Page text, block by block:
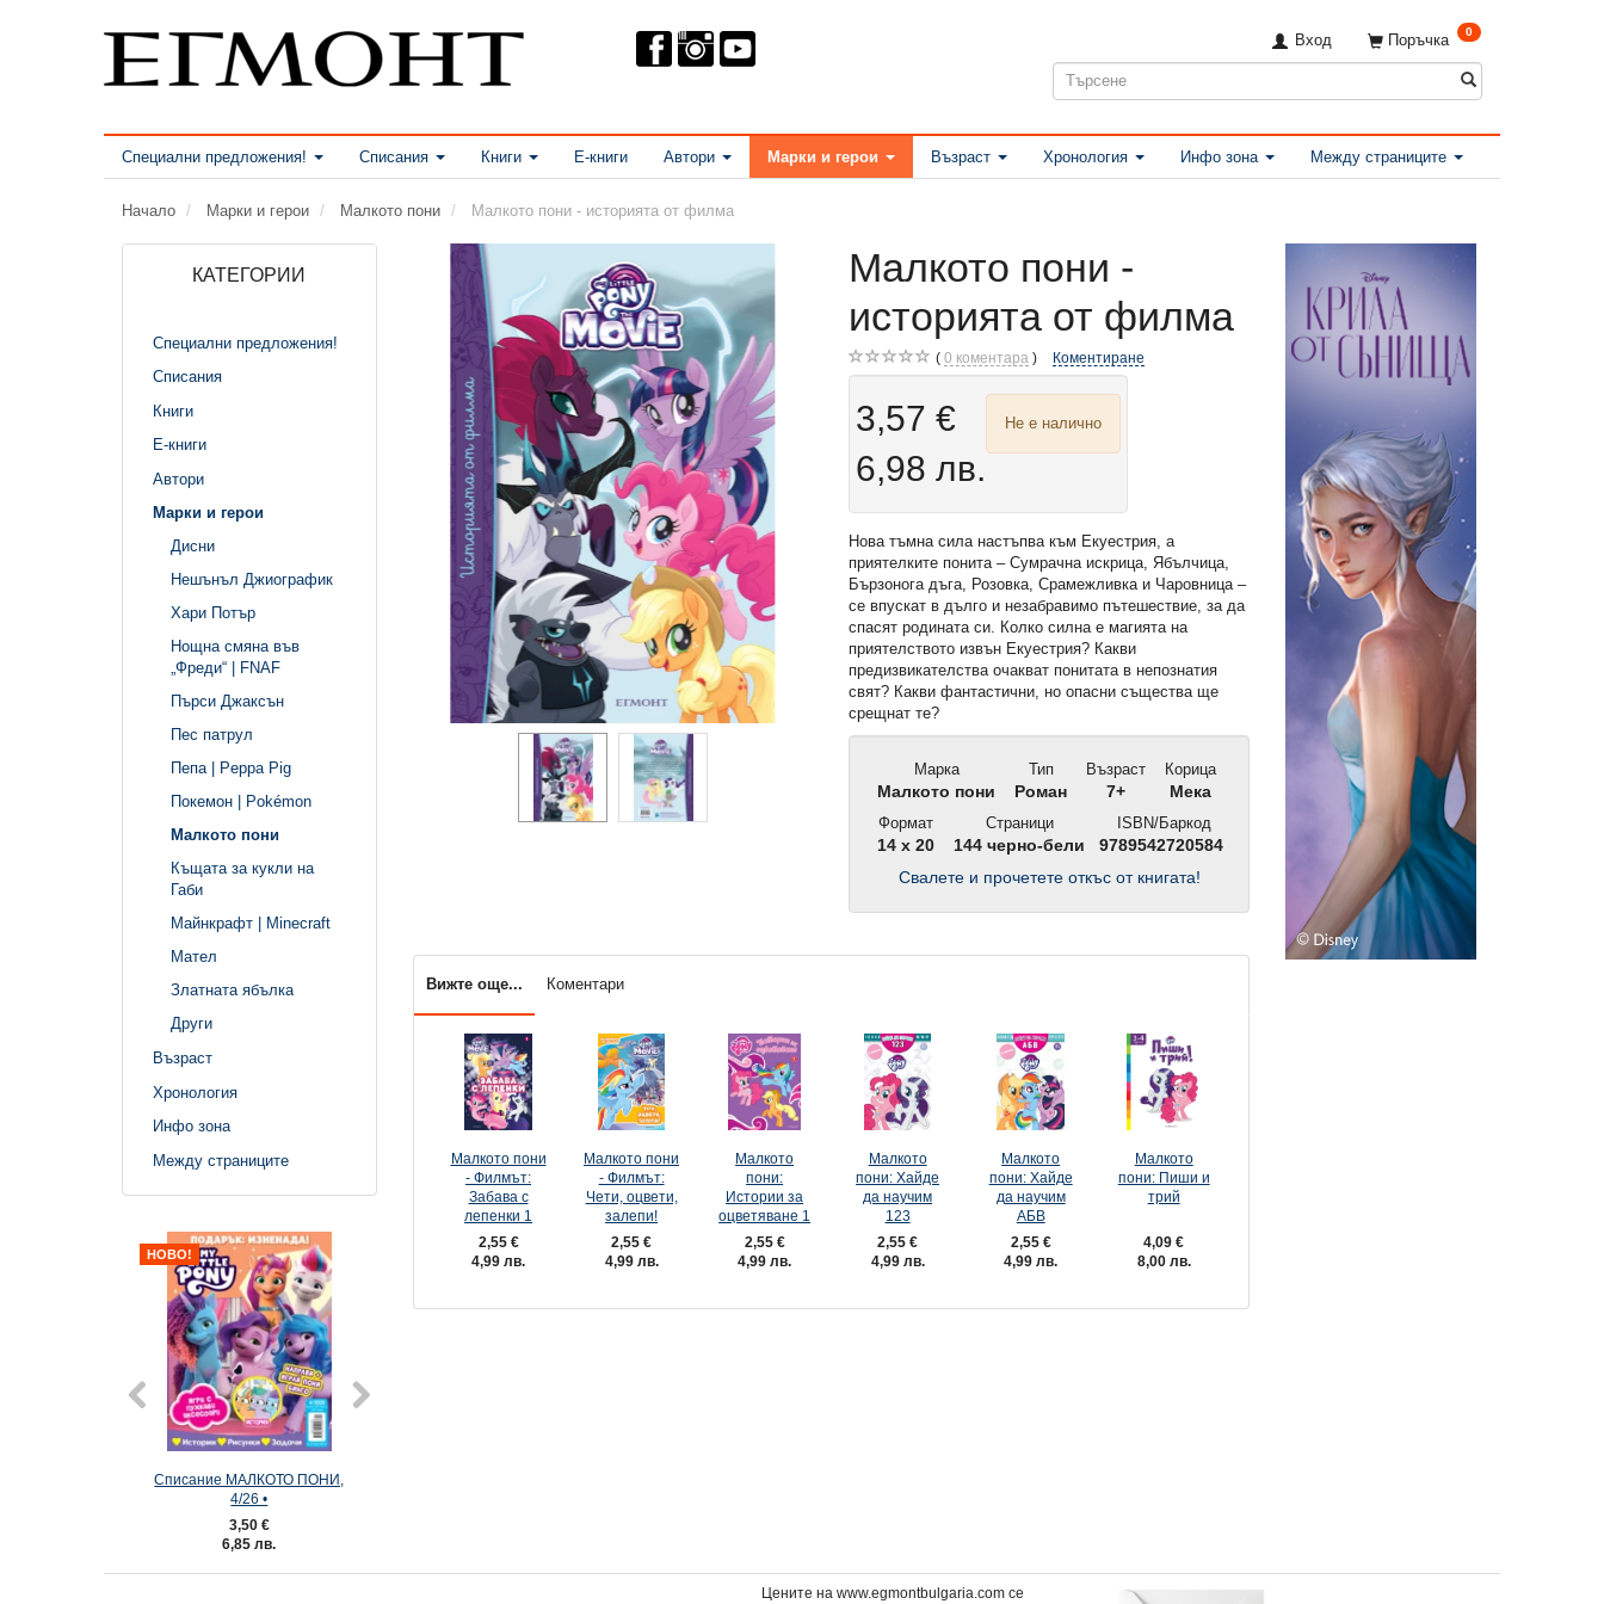
Поръчка 0
Вход
Специални предложения! Списания Книги Е-книги Автори Марки и герои Възраст Хронология Инфо зона Между страниците
Начало Марки и герои Малкото пони Малкото пони - историята от филма
КАТЕГОРИИ
Специални предложения!
Списания
Книги
Е-книги
Автори
Марки и герои
Дисни
Нешънъл Джиографик
Хари Потър
Нощна смяна във
„Фреди“ | FNAF
Пърси Джаксън
Пес патрул
Пепа | Peppa Pig
Покемон | Pokémon
Малкото пони
Къщата за кукли на
Габи
Майнкрафт | Minecraft
Мател
Златната ябълка
Други
Възраст
Хронология
Инфо зона
Между страниците
НОВО!
Списание МАЛКОТО ПОНИ,
4/26 •
3,50 €
6,85 лв.
Малкото пони -
историята от филма
0 коментара Коментиране
3,57 €
6,98 лв.
Не е налично
Нова тъмна сила настъпва към Екуестрия, а
приятелките понита – Сумрачна искрица, Ябълчица,
Бързонога дъга, Розовка, Срамежливка и Чаровница –
се впускат в дълго и незабравимо пътешествие, за да
спасят родината си. Колко силна е магията на
приятелството извън Екуестрия? Какви
предизвикателства очакват понитата в непознатия
свят? Какви фантастични, но опасни същества ще
срещнат те?
Марка
Малкото пони
Тип
Роман
Възраст
7+
Корица
Мека
Формат
14 x 20
Страници
144 черно-бели
ISBN/Баркод
9789542720584
Свалете и прочетете откъс от книгата!
Вижте още... Коментари
Малкото пони
- Филмът:
Забава с
лепенки 1
2,55 €
4,99 лв.
Малкото пони
- Филмът:
Чети, оцвети,
залепи!
2,55 €
4,99 лв.
Малкото
пони:
Истории за
оцветяване 1
2,55 €
4,99 лв.
Малкото
пони: Хайде
да научим
123
2,55 €
4,99 лв.
Малкото
пони: Хайде
да научим
АБВ
2,55 €
4,99 лв.
Малкото
пони: Пиши и
трий
4,09 €
8,00 лв.
Цените на www.egmontbulgaria.com се